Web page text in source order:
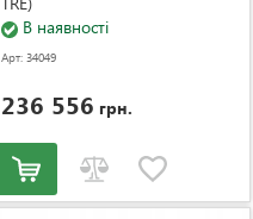
В наявності
Арт: 34049
236 556 грн.